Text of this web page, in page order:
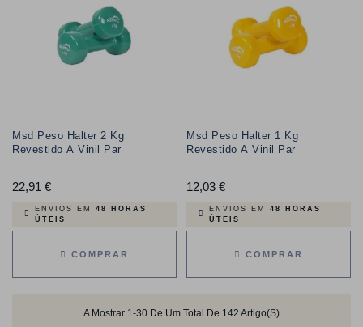
Msd Peso Halter 2 Kg
Revestido A Vinil Par
22,91 €Preço
ENVIOS EM 48 HORAS
ÚTEIS
COMPRAR
Msd Peso Halter 1 Kg
Revestido A Vinil Par
12,03 €Preço
ENVIOS EM 48 HORAS
ÚTEIS
COMPRAR
A Mostrar 1-30 De Um Total De 142 Artigo(s)